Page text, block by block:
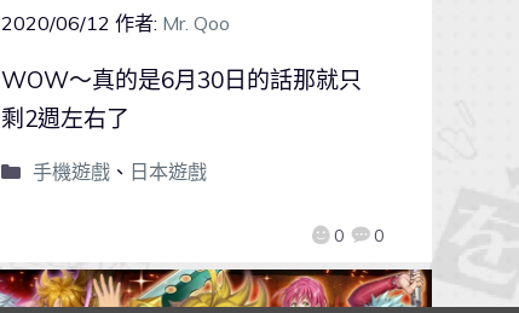
2020/06/12 作者: Mr. Qoo
0 0
WOW～真的是6月30日的話那就只
剩2週左右了
手機遊戲、 日本遊戲